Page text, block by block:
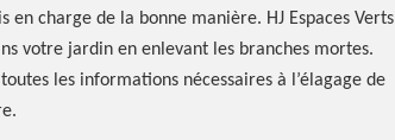
charge de la bonne manière. HJ Espaces Verts
votre jardin en enlevant les branches mortes.
les informations nécessaires à l’élagage de